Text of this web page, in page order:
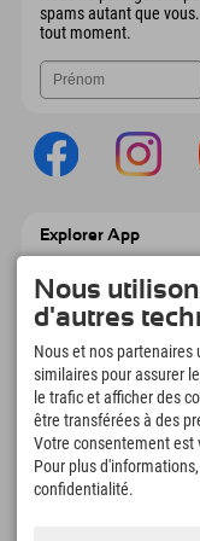
spams autant que
tout moment.
Explorer App
Explorer à emporter
réservations, liste de
des restaurants et bien
Téléchargez-le
L'heure des moments
166
Lacs de montagne
piscines d'aventure
Nous
d'autres
Nous et nos
similaires pour assurer
le trafic et afficher des
être transférées à des
Votre consentement
Pour plus
confidentialité.